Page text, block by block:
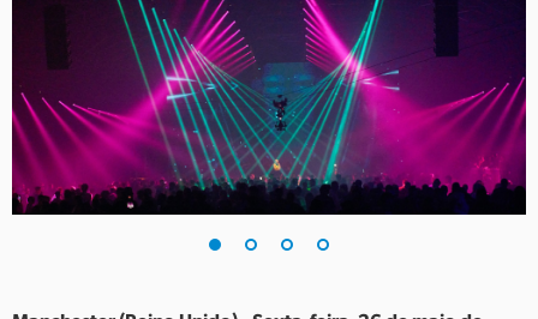
China
Denmark
Finland
France
Germany